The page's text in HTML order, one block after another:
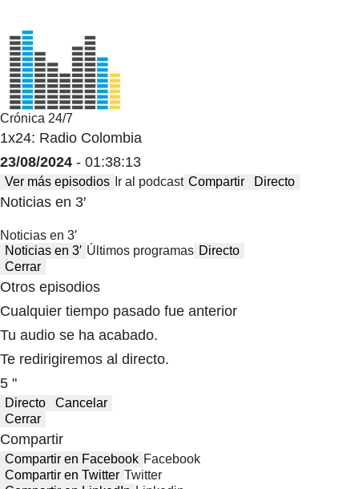
Crónica 24/7
1x24: Radio Colombia
23/08/2024 - 01:38:13
Ver más episodios Ir al podcast Compartir Directo
Noticias en 3′
Noticias en 3′
Noticias en 3′ Últimos programas Directo
Cerrar
Otros episodios
Cualquier tiempo pasado fue anterior
Tu audio se ha acabado.
Te redirigiremos al directo.
5 "
Directo
Cancelar
Cerrar
Compartir
Compartir en Facebook Facebook
Compartir en Twitter Twitter